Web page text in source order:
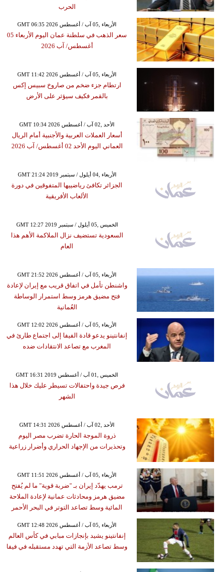
الحرب
GMT 06:35 2026 الأربعاء ,05 آب / أغسطس
سعر الذهب في سلطنة عمان اليوم الأربعاء 05
أغسطس/ آب 2026
GMT 11:42 2026 الأربعاء ,05 آب / أغسطس
ارتطام جزء ضخم من صاروخ سبيس إكس
بالقمر فكيف سيؤثر على الأرض
GMT 10:34 2026 الأحد ,02 آب / أغسطس
أسعار العملات العربية والأجنبية أمام الريال
العماني اليوم الأحد 02 أغسطس/ آب 2026
GMT 21:24 2019 الأربعاء ,04 أيلول / سبتمبر
الجزائر تكافئ رياضييها المتفوقين في دورة
الألعاب الأفريقية
GMT 12:27 2019 الخميس ,05 أيلول / سبتمبر
السعودية تستضيف نزال الملاكمة الأهم هذا
العام
GMT 21:52 2026 الأربعاء ,05 آب / أغسطس
واشنطن تأمل في اتفاق قريب مع إيران لإعادة
فتح مضيق هرمز وسط استمرار الوساطة
العُمانية
GMT 12:02 2026 الأربعاء ,05 آب / أغسطس
إنفانتينو يدعو قادة الفيفا إلى اجتماع طارئ في
المغرب مع تصاعد الانتقادات ضده
GMT 16:31 2019 الخميس ,01 آب / أغسطس
فرص جيدة واحتفالات تسيطر عليك خلال هذا
الشهر
GMT 14:31 2026 الأحد ,02 آب / أغسطس
ذروة الموجة الحارة تضرب مصر اليوم
وتحذيرات من الإجهاد الحراري وأضرار زراعية
GMT 11:51 2026 الأربعاء ,05 آب / أغسطس
ترمب يهدّد إيران بـ "ضربة قوية" ما لم يُفتح
مضيق هرمز ومحادثات عمانية لإعادة الملاحة
المائية وسط تصاعد التوتر في البحر الأحمر
GMT 12:48 2026 الأربعاء ,05 آب / أغسطس
إنفانتينو يشيد بإنجازات مبابي في كأس العالم
وسط تصاعد الأزمة التي تهدد مستقبله في فيفا